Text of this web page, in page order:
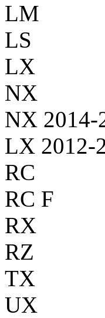
LM
LS
LX
NX
NX 2014-
LX 2012-
RC
RC F
RX
RZ
TX
UX